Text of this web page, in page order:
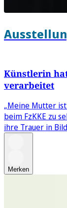
Künstlerin
verarbeitet
„Meine Mutter
beim FzKKE zu
ihre Trauer in
Merken